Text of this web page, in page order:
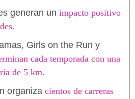
generan un impacto positivo
Girls on the Run y
cada temporada con una
de 5 km.
organiza cientos de carreras